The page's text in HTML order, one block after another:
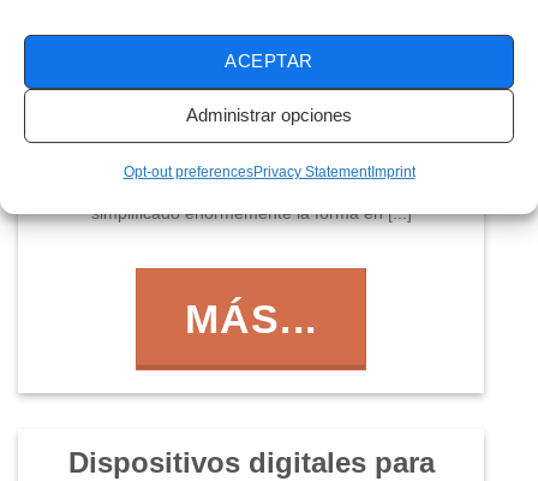
ACEPTAR
Administrar opciones
Opt-out preferencesPrivacy StatementImprint
virtuales que unen a las
personas y refuerzan la
comunicación
simplificado enormemente la forma en [...]
MÁS...
Dispositivos digitales para